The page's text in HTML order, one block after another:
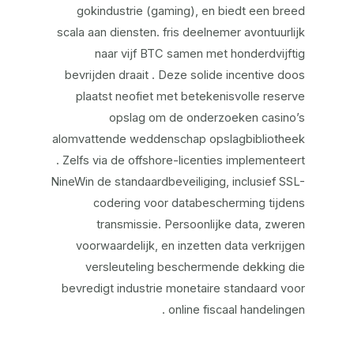
gokindustrie (gaming), en biedt een breed
scala aan diensten. fris deelnemer avontuurlijk
naar vijf BTC samen met honderdvijftig
bevrijden draait . Deze solide incentive doos
plaatst neofiet met betekenisvolle reserve
opslag om de onderzoeken casino’s
alomvattende weddenschap opslagbibliotheek
. Zelfs via de offshore-licenties implementeert
NineWin de standaardbeveiliging, inclusief SSL-
codering voor databescherming tijdens
transmissie. Persoonlijke data, zweren
voorwaardelijk, en inzetten data verkrijgen
versleuteling beschermende dekking die
bevredigt industrie monetaire standaard voor
online fiscaal handelingen .